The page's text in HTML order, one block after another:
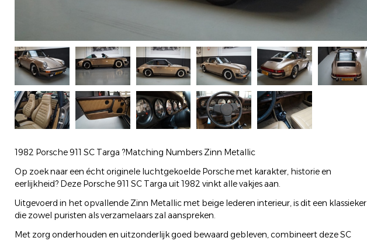
1982 Porsche 911 SC Targa ?Matching Numbers Zinn Metallic
Op zoek naar een écht originele luchtgekoelde Porsche met karakter, historie en
eerlijkheid? Deze Porsche 911 SC Targa uit 1982 vinkt alle vakjes aan.
Uitgevoerd in het opvallende Zinn Metallic met beige lederen interieur, is dit een klassieker
die zowel puristen als verzamelaars zal aanspreken.
Met zorg onderhouden en uitzonderlijk goed bewaard gebleven, combineert deze SC